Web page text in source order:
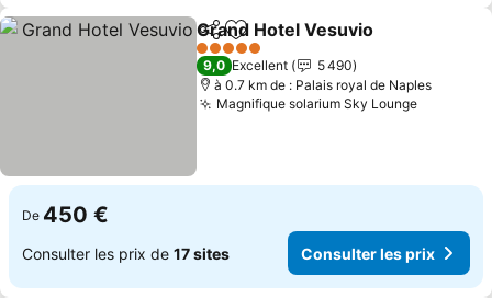
PartagerAjouter à mes favoris
Grand Hotel Vesuvio
5 Étoiles
9,0 Excellent
5 490
à 0.7 km de : Palais royal de Naples
Magnifique solarium Sky Lounge
De 450 €
Consulter les prix de 17 sites Consulter les prix